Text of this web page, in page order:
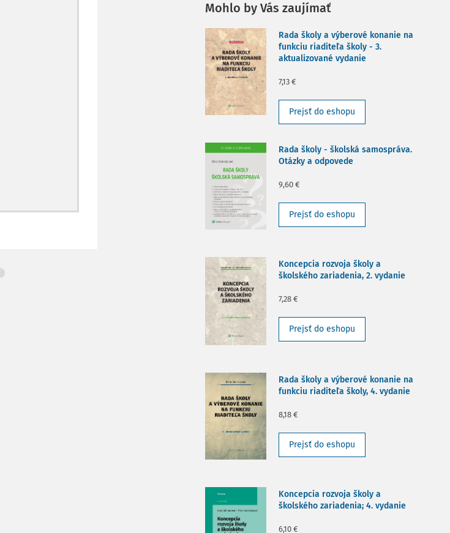
Mohlo by Vás zaujímať
Rada školy a výberové konanie na
funkciu riaditeľa školy - 3.
aktualizované vydanie
7,13 €
Prejsť do eshopu
Rada školy - školská samospráva.
Otázky a odpovede
9,60 €
Prejsť do eshopu
Koncepcia rozvoja školy a
školského zariadenia, 2. vydanie
7,28 €
Prejsť do eshopu
Rada školy a výberové konanie na
funkciu riaditeľa školy, 4. vydanie
8,18 €
Prejsť do eshopu
Koncepcia rozvoja školy a
školského zariadenia; 4. vydanie
6,10 €